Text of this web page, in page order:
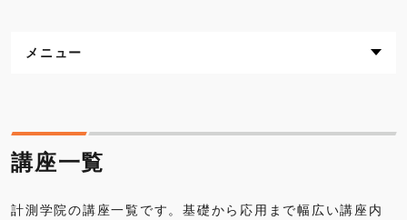
メニュー
講座一覧
計測学院の講座一覧です。基礎から応用まで幅広い講座内